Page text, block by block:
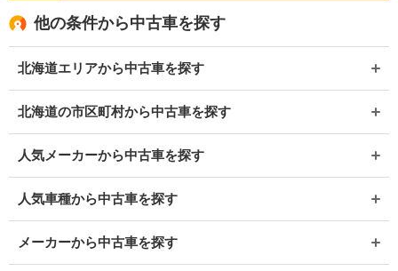
他の条件から中古車を探す
北海道エリアから中古車を探す
北海道の市区町村から中古車を探す
人気メーカーから中古車を探す
人気車種から中古車を探す
メーカーから中古車を探す